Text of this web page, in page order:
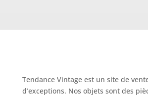
Tendance Vintage est un site de
d’exceptions. Nos objets sont des